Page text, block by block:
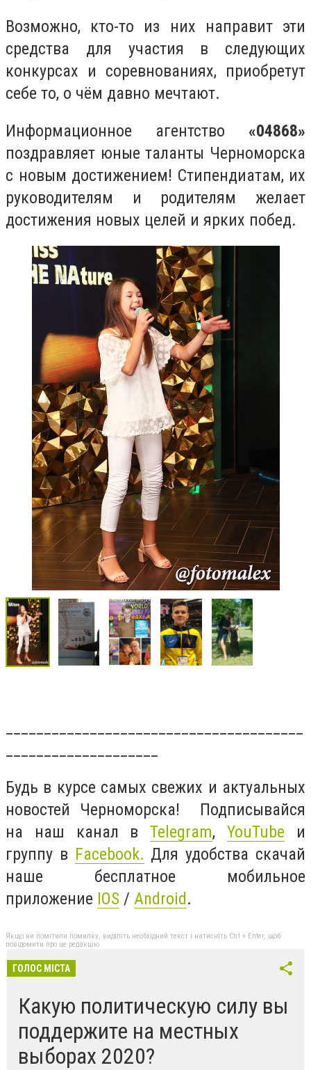
Возможно, кто-то из них направит эти
средства для участия в следующих
конкурсах и соревнованиях, приобретут
себе то, о чём давно мечтают.
Информационное агентство «04868»
поздравляет юные таланты Черноморска
с новым достижением! Стипендиатам, их
руководителям и родителям желает
достижения новых целей и ярких побед.
Будь в курсе самых свежих и актуальных
новостей Черноморска! Подписывайся
на наш канал вTelegram,YouTube и
группу в Facebook. Для удобства скачай
наше бесплатное мобильное
приложение IOS / Android.
Якщо ви помітили помилку, виділіть необхідний текст і натисніть Ctrl + Enter, щоб
повідомити про це редакцію
ГОЛОС МІСТА
Какую политическую силу вы
поддержите на местных
выборах 2020?